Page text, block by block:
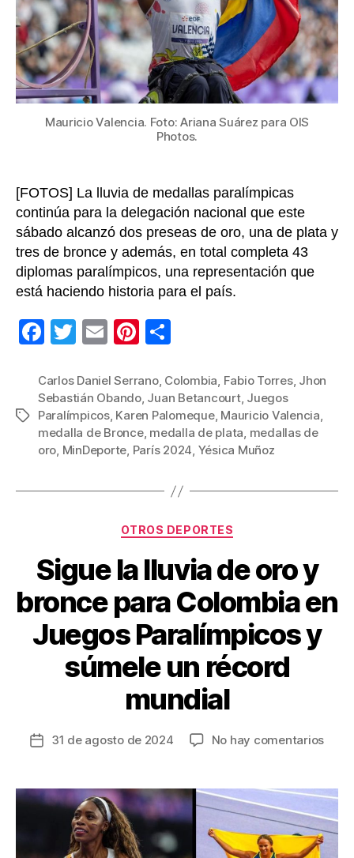
son
de
oro
Mauricio Valencia. Foto: Ariana Suárez para OIS
Photos.
[FOTOS] La lluvia de medallas paralímpicas
continúa para la delegación nacional que este
sábado alcanzó dos preseas de oro, una de plata y
tres de bronce y además, en total completa 43
diplomas paralímpicos, una representación que
está haciendo historia para el país.
F
c
e
b
o
o
T
tt
er
E
ail
Pi
er
e
st
m
p
ar
tir
Etiquetas
Carlos Daniel Serrano, Colombia, Fabio Torres, Jhon
Sebastián Obando, Juan Betancourt, Juegos
Paralímpicos, Karen Palomeque, Mauricio Valencia,
medalla de Bronce, medalla de plata, medallas de
oro, MinDeporte, París 2024, Yésica Muñoz
Categorías
OTROS DEPORTES
Sigue la lluvia de oro y
bronce para Colombia en
Juegos Paralímpicos y
súmele un récord
mundial
Fecha
entrada
31 de agosto de 2024 No hay comentariosen
lluvia
oro
y